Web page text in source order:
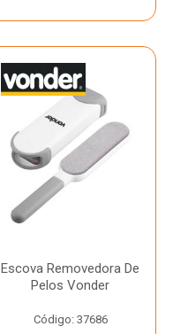
Escova Removedora De
Pelos Vonder
Código: 37686